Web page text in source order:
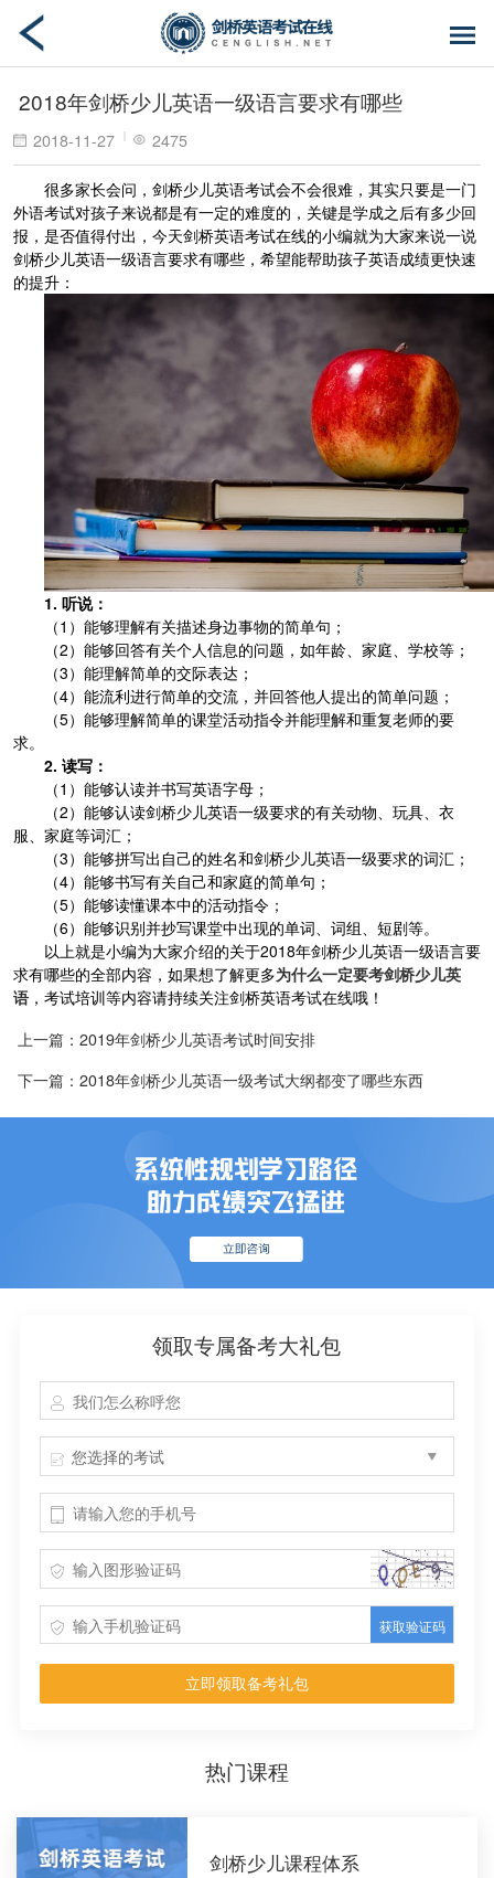
2018年剑桥少儿英语一级语言要求有哪些
2018-11-27 2475
很多家长会问，剑桥少儿英语考试会不会很难，其实只要是一门
外语考试对孩子来说都是有一定的难度的，关键是学成之后有多少回
报，是否值得付出，今天剑桥英语考试在线的小编就为大家来说一说
剑桥少儿英语一级语言要求有哪些，希望能帮助孩子英语成绩更快速
的提升：
1. 听说：
（1）能够理解有关描述身边事物的简单句；
（2）能够回答有关个人信息的问题，如年龄、家庭、学校等；
（3）能理解简单的交际表达；
（4）能流利进行简单的交流，并回答他人提出的简单问题；
（5）能够理解简单的课堂活动指令并能理解和重复老师的要
求。
2. 读写：
（1）能够认读并书写英语字母；
（2）能够认读剑桥少儿英语一级要求的有关动物、玩具、衣
服、家庭等词汇；
（3）能够拼写出自己的姓名和剑桥少儿英语一级要求的词汇；
（4）能够书写有关自己和家庭的简单句；
（5）能够读懂课本中的活动指令；
（6）能够识别并抄写课堂中出现的单词、词组、短剧等。
以上就是小编为大家介绍的关于2018年剑桥少儿英语一级语言要
求有哪些的全部内容，如果想了解更多为什么一定要考剑桥少儿英
语，考试培训等内容请持续关注剑桥英语考试在线哦！
上一篇：2019年剑桥少儿英语考试时间安排
下一篇：2018年剑桥少儿英语一级考试大纲都变了哪些东西
领取专属备考大礼包
您选择的考试
获取验证码
立即领取备考礼包
热门课程
剑桥少儿课程体系